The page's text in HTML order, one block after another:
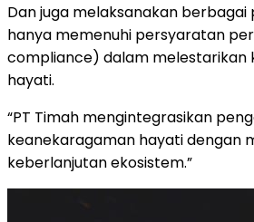
Dan juga melaksanakan
hanya memenuhi persyaratan
compliance) dalam melestarikan
hayati.
“PT Timah mengintegrasikan
keanekaragaman hayati dengan
keberlanjutan ekosistem.”